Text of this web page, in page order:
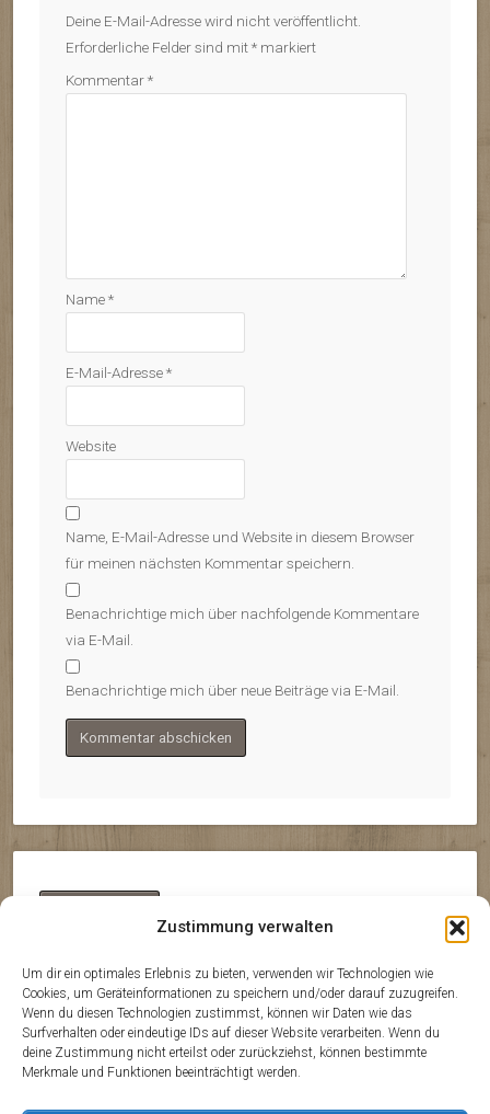
Zustimmung verwalten
Um dir ein optimales Erlebnis zu bieten, verwenden wir Technologien wie
Cookies, um Geräteinformationen zu speichern und/oder darauf zuzugreifen.
Wenn du diesen Technologien zustimmst, können wir Daten wie das
Surfverhalten oder eindeutige IDs auf dieser Website verarbeiten. Wenn du
deine Zustimmung nicht erteilst oder zurückziehst, können bestimmte
Merkmale und Funktionen beeinträchtigt werden.
Deine E-Mail-Adresse wird nicht veröffentlicht.
Erforderliche Felder sind mit* markiert
Kommentar*
Name*
E-Mail-Adresse*
Website
Name, E-Mail-Adresse und Website in diesem Browser
für meinen nächsten Kommentar speichern.
Benachrichtige mich über nachfolgende Kommentare
via E-Mail.
Benachrichtige mich über neue Beiträge via E-Mail.
Impressum